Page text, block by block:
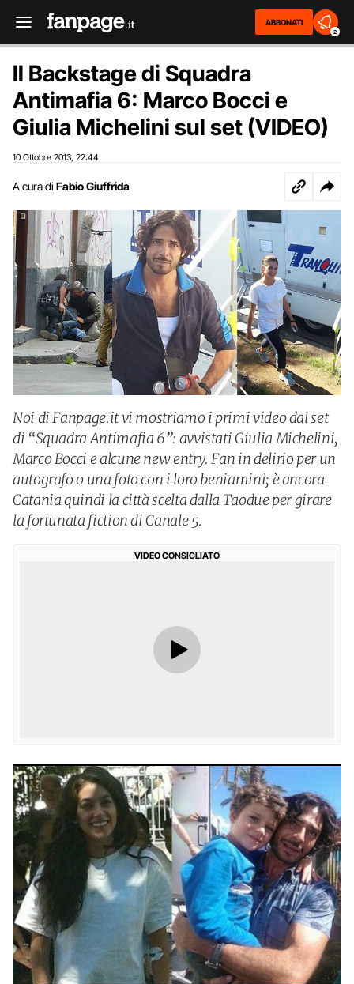
ABBONATI
2
Il Backstage di Squadra
Antimafia 6: Marco Bocci e
Giulia Michelini sul set (VIDEO)
10 Ottobre 2013 22:44
A cura di Fabio Giuffrida
Noi di Fanpage.it vi mostriamo i primi video dal set
di “Squadra Antimafia 6”: avvistati Giulia Michelini,
Marco Bocci e alcune new entry. Fan in delirio per un
autografo o una foto con i loro beniamini; è ancora
Catania quindi la città scelta dalla Taodue per girare
la fortunata fiction di Canale 5.
VIDEO CONSIGLIATO